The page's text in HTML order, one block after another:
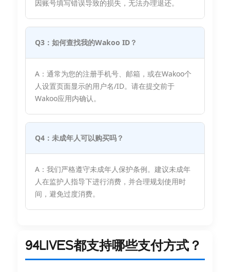
因账号填写错误导致的损失，无法办理退还。
Q3：如何查找我的Wakoo ID？
A：通常为您的注册手机号、邮箱，或在Wakoo个
人设置页面显示的用户名/ID。请在提交前于
Wakoo应用内确认。
Q4：未成年人可以购买吗？
A：我们严格遵守未成年人保护条例。建议未成年
人在监护人指导下进行消费，并合理规划使用时
间，避免过度消费。
94LIVES都支持哪些支付方式？